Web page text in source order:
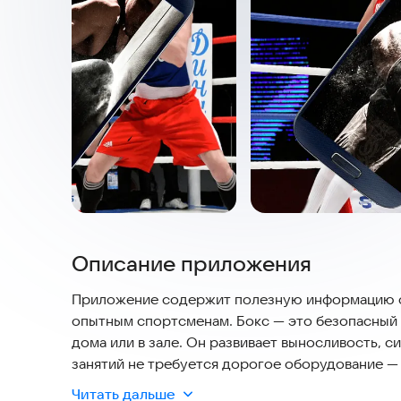
Описание приложения
Приложение содержит полезную информацию о
опытным спортсменам. Бокс — это
дома или в зале. Он развивает выносливость,
занятий не требуется дорогое оборудование
тренироваться. Приложение подходит для всех
Читать дальше